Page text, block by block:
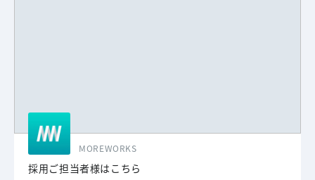
MOREWORKS
採用ご担当者様はこちら